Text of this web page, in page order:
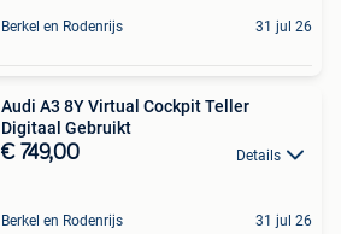
Berkel en Rodenrijs 31 jul 26
Audi A3 8Y Virtual Cockpit Teller
Digitaal Gebruikt
€ 749,00 Details
Berkel en Rodenrijs 31 jul 26